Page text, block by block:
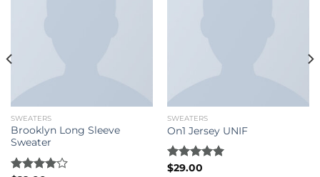
SWEATERS
Brooklyn Long Sleeve
Sweater
SWEATERS
On1 Jersey UNIF
Rated5.00
$29.00